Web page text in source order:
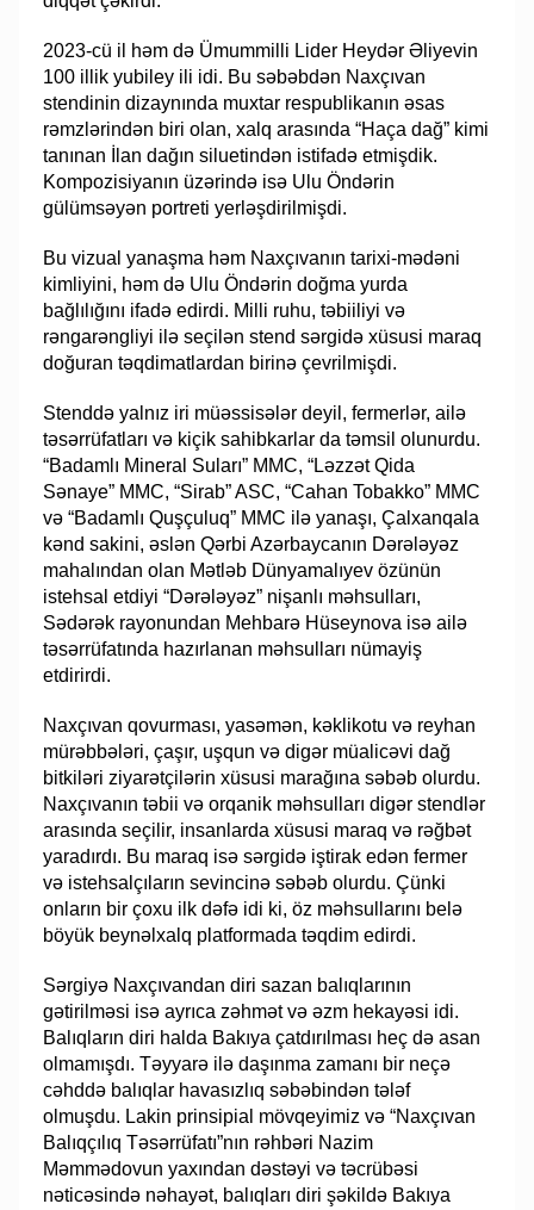
2023-cü il həm də Ümummilli Lider Heydər Əliyevin
100 illik yubiley ili idi. Bu səbəbdən Naxçıvan
stendinin dizaynında muxtar respublikanın əsas
rəmzlərindən biri olan, xalq arasında “Haça dağ” kimi
tanınan İlan dağın siluetindən istifadə etmişdik.
Kompozisiyanın üzərində isə Ulu Öndərin
gülümsəyən portreti yerləşdirilmişdi.
Bu vizual yanaşma həm Naxçıvanın tarixi-mədəni
kimliyini, həm də Ulu Öndərin doğma yurda
bağlılığını ifadə edirdi. Milli ruhu, təbiiliyi və
rəngarəngliyi ilə seçilən stend sərgidə xüsusi maraq
doğuran təqdimatlardan birinə çevrilmişdi.
Stenddə yalnız iri müəssisələr deyil, fermerlər, ailə
təsərrüfatları və kiçik sahibkarlar da təmsil olunurdu.
“Badamlı Mineral Suları” MMC, “Ləzzət Qida
Sənaye” MMC, “Sirab” ASC, “Cahan Tobakko” MMC
və “Badamlı Quşçuluq” MMC ilə yanaşı, Çalxanqala
kənd sakini, əslən Qərbi Azərbaycanın Dərələyəz
mahalından olan Mətləb Dünyamalıyev özünün
istehsal etdiyi “Dərələyəz” nişanlı məhsulları,
Sədərək rayonundan Mehbarə Hüseynova isə ailə
təsərrüfatında hazırlanan məhsulları nümayiş
etdirirdi.
Naxçıvan qovurması, yasəmən, kəklikotu və reyhan
mürəbbələri, çaşır, uşqun və digər müalicəvi dağ
bitkiləri ziyarətçilərin xüsusi marağına səbəb olurdu.
Naxçıvanın təbii və orqanik məhsulları digər stendlər
arasında seçilir, insanlarda xüsusi maraq və rəğbət
yaradırdı. Bu maraq isə sərgidə iştirak edən fermer
və istehsalçıların sevincinə səbəb olurdu. Çünki
onların bir çoxu ilk dəfə idi ki, öz məhsullarını belə
böyük beynəlxalq platformada təqdim edirdi.
Sərgiyə Naxçıvandan diri sazan balıqlarının
gətirilməsi isə ayrıca zəhmət və əzm hekayəsi idi.
Balıqların diri halda Bakıya çatdırılması heç də asan
olmamışdı. Təyyarə ilə daşınma zamanı bir neçə
cəhddə balıqlar havasızlıq səbəbindən tələf
olmuşdu. Lakin prinsipial mövqeyimiz və “Naxçıvan
Balıqçılıq Təsərrüfatı”nın rəhbəri Nazim
Məmmədovun yaxından dəstəyi və təcrübəsi
nəticəsində nəhayət, balıqları diri şəkildə Bakıya